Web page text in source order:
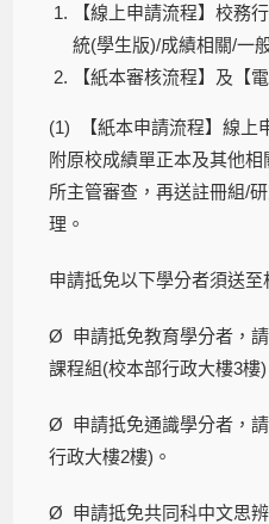
【線上申請流程】校務
統(學生版)/成績相關/一
【紙本審核流程】及【
(1) 【紙本申請流程】線上
附原校成績單正本及其他
所主管審查，再送註冊組/
理。
申請抵免以下學分者須送至
Ø 申請抵免教育學分者，
課程組(校本部行政大樓3樓)
Ø 申請抵免通識學分者，
行政大樓2樓)。
Ø 申請抵免共同科中文思